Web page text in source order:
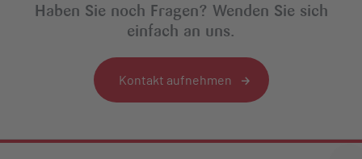
Haben Sie noch Fragen? Wenden Sie sich
einfach an uns.
Kontakt aufnehmen